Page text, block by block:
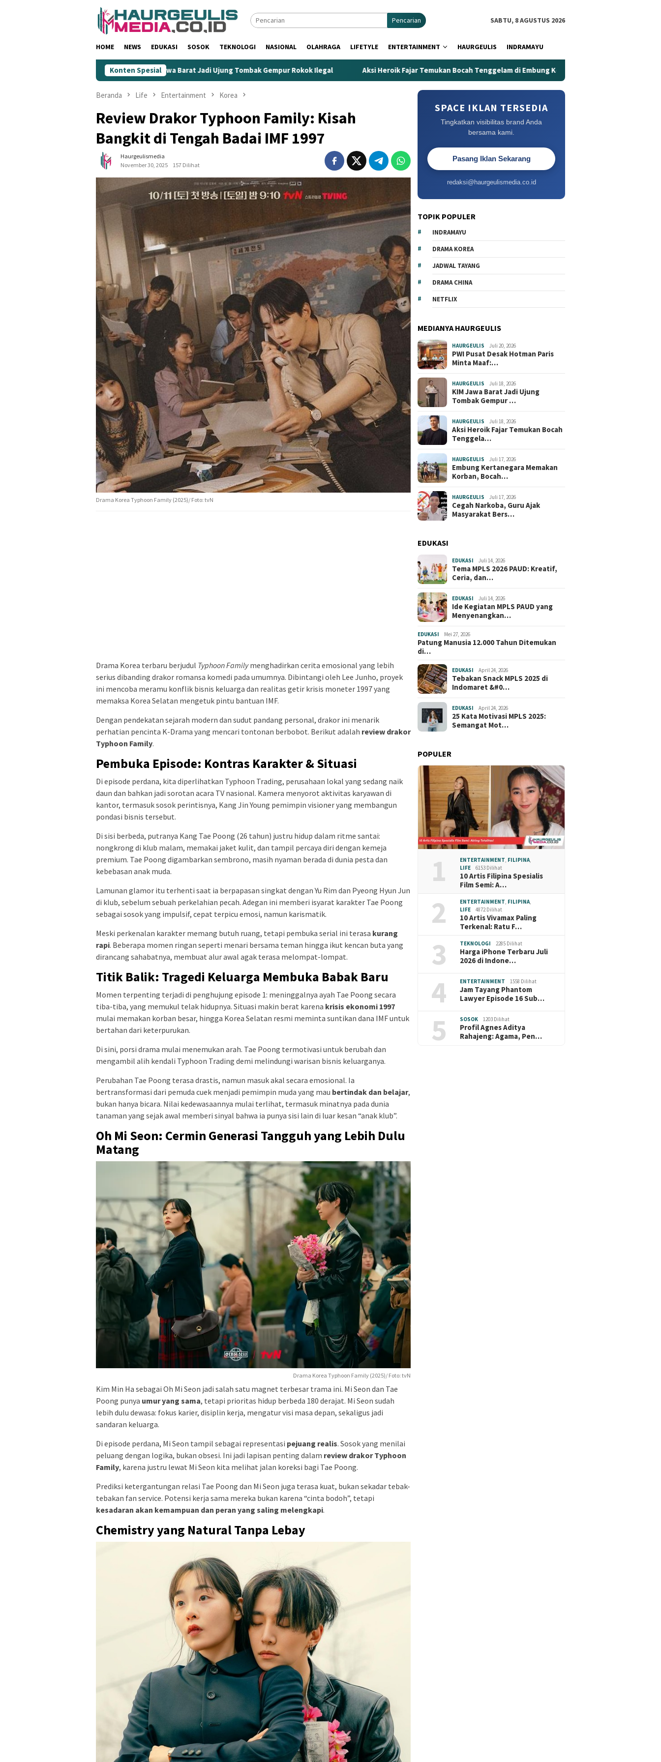
Pencarian SABTU, 8 AGUSTUS 2026
HOME NEWS EDUKASI SOSOK TEKNOLOGI NASIONAL OLAHRAGA LIFETYLE ENTERTAINMENT HAURGEULIS INDRAMAYU
Konten Spesial
KIM Jawa Barat Jadi Ujung Tombak Gempur Rokok Ilegal Aksi Heroik Fajar Temukan Bocah Tenggelam di Embung Kertanegara Embung Kertanegara Memakan
Beranda Life Entertainment Korea
Review Drakor Typhoon Family: Kisah
Bangkit di Tengah Badai IMF 1997
Haurgeulismedia
November 30, 2025
157 Dilihat
Drama Korea Typhoon Family (2025)/ Foto: tvN
Drama Korea terbaru berjudul Typhoon Familymenghadirkan cerita emosional yang lebih
serius dibanding drakor romansa komedi pada umumnya. Dibintangi oleh Lee Junho, proyek
ini mencoba meramu konflik bisnis keluarga dan realitas getir krisis moneter 1997 yang
memaksa Korea Selatan mengetuk pintu bantuan IMF.
Dengan pendekatan sejarah modern dan sudut pandang personal, drakor ini menarik
perhatian pencinta K-Drama yang mencari tontonan berbobot. Berikut adalah review drakor
Typhoon Family.
Pembuka Episode: Kontras Karakter & Situasi
Di episode perdana, kita diperlihatkan Typhoon Trading, perusahaan lokal yang sedang naik
daun dan bahkan jadi sorotan acara TV nasional. Kamera menyorot aktivitas karyawan di
kantor, termasuk sosok perintisnya, Kang Jin Young pemimpin visioner yang membangun
pondasi bisnis tersebut.
Di sisi berbeda, putranya Kang Tae Poong (26 tahun) justru hidup dalam ritme santai:
nongkrong di klub malam, memakai jaket kulit, dan tampil percaya diri dengan kemeja
premium. Tae Poong digambarkan sembrono, masih nyaman berada di dunia pesta dan
kebebasan anak muda.
Lamunan glamor itu terhenti saat ia berpapasan singkat dengan Yu Rim dan Pyeong Hyun Jun
di klub, sebelum sebuah perkelahian pecah. Adegan ini memberi isyarat karakter Tae Poong
sebagai sosok yang impulsif, cepat terpicu emosi, namun karismatik.
Meski perkenalan karakter memang butuh ruang, tetapi pembuka serial ini terasa kurang
rapi. Beberapa momen ringan seperti menari bersama teman hingga ikut kencan buta yang
dirancang sahabatnya, membuat alur awal agak terasa melompat-lompat.
Titik Balik: Tragedi Keluarga Membuka Babak Baru
Momen terpenting terjadi di penghujung episode 1: meninggalnya ayah Tae Poong secara
tiba-tiba, yang memukul telak hidupnya. Situasi makin berat karena krisis ekonomi 1997
mulai memakan korban besar, hingga Korea Selatan resmi meminta suntikan dana IMF untuk
bertahan dari keterpurukan.
Di sini, porsi drama mulai menemukan arah. Tae Poong termotivasi untuk berubah dan
mengambil alih kendali Typhoon Trading demi melindungi warisan bisnis keluarganya.
Perubahan Tae Poong terasa drastis, namun masuk akal secara emosional. Ia
bertransformasi dari pemuda cuek menjadi pemimpin muda yang mau bertindak dan belajar,
bukan hanya bicara. Nilai kedewasaannya mulai terlihat, termasuk minatnya pada dunia
tanaman yang sejak awal memberi sinyal bahwa ia punya sisi lain di luar kesan “anak klub”.
Oh Mi Seon: Cermin Generasi Tangguh yang Lebih Dulu
Matang
Drama Korea Typhoon Family (2025)/ Foto: tvN
Kim Min Ha sebagai Oh Mi Seon jadi salah satu magnet terbesar trama ini. Mi Seon dan Tae
Poong punya umur yang sama, tetapi prioritas hidup berbeda 180 derajat. Mi Seon sudah
lebih dulu dewasa: fokus karier, disiplin kerja, mengatur visi masa depan, sekaligus jadi
sandaran keluarga.
Di episode perdana, Mi Seon tampil sebagai representasi pejuang realis. Sosok yang menilai
peluang dengan logika, bukan obsesi. Ini jadi lapisan penting dalam review drakor Typhoon
Family, karena justru lewat Mi Seon kita melihat jalan koreksi bagi Tae Poong.
Prediksi ketergantungan relasi Tae Poong dan Mi Seon juga terasa kuat, bukan sekadar tebak-
tebakan fan service. Potensi kerja sama mereka bukan karena “cinta bodoh”, tetapi
kesadaran akan kemampuan dan peran yang saling melengkapi.
Chemistry yang Natural Tanpa Lebay
SPACE IKLAN TERSEDIA
Tingkatkan visibilitas brand Anda
bersama kami.
Pasang Iklan Sekarang
redaksi@haurgeulismedia.co.id
TOPIK POPULER
INDRAMAYU
DRAMA KOREA
JADWAL TAYANG
DRAMA CHINA
NETFLIX
MEDIANYA HAURGEULIS
HAURGEULIS Juli 20, 2026
PWI Pusat Desak Hotman Paris
Minta Maaf:…
HAURGEULIS Juli 18, 2026
KIM Jawa Barat Jadi Ujung
Tombak Gempur …
HAURGEULIS Juli 18, 2026
Aksi Heroik Fajar Temukan Bocah
Tenggela…
HAURGEULIS Juli 17, 2026
Embung Kertanegara Memakan
Korban, Bocah…
HAURGEULIS Juli 17, 2026
Cegah Narkoba, Guru Ajak
Masyarakat Bers…
EDUKASI
EDUKASI Juli 14, 2026
Tema MPLS 2026 PAUD: Kreatif,
Ceria, dan…
EDUKASI Juli 14, 2026
Ide Kegiatan MPLS PAUD yang
Menyenangkan…
EDUKASI Mei 27, 2026
Patung Manusia 12.000 Tahun Ditemukan
di…
EDUKASI April 24, 2026
Tebakan Snack MPLS 2025 di
Indomaret &#0…
EDUKASI April 24, 2026
25 Kata Motivasi MPLS 2025:
Semangat Mot…
POPULER
1 ENTERTAINMENT FILIPINA
LIFE
6153 Dilihat
10 Artis Filipina Spesialis
Film Semi: A…
2 ENTERTAINMENT FILIPINA
LIFE
4872 Dilihat
10 Artis Vivamax Paling
Terkenal: Ratu F…
3 TEKNOLOGI 2285 Dilihat
Harga iPhone Terbaru Juli
2026 di Indone…
4 ENTERTAINMENT 1558 Dilihat
Jam Tayang Phantom
Lawyer Episode 16 Sub…
5 SOSOK 1203 Dilihat
Profil Agnes Aditya
Rahajeng: Agama, Pen…